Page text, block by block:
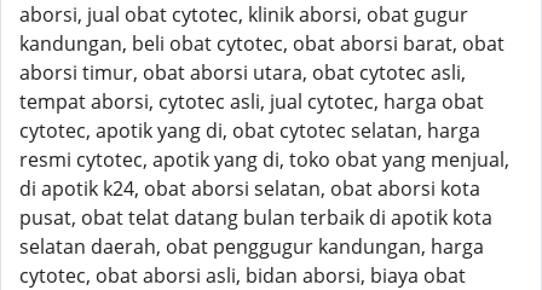
aborsi, jual obat cytotec, klinik aborsi, obat gugur
kandungan, beli obat cytotec, obat aborsi barat, obat
aborsi timur, obat aborsi utara, obat cytotec asli,
tempat aborsi, cytotec asli, jual cytotec, harga obat
cytotec, apotik yang di, obat cytotec selatan, harga
resmi cytotec, apotik yang di, toko obat yang menjual,
di apotik k24, obat aborsi selatan, obat aborsi kota
pusat, obat telat datang bulan terbaik di apotik kota
selatan daerah, obat penggugur kandungan, harga
cytotec, obat aborsi asli, bidan aborsi, biaya obat